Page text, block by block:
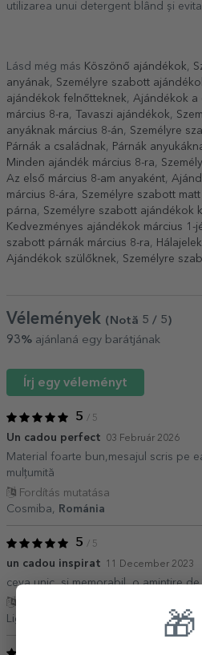
utilizarea unui detergent blând și
Lásd még más Köszönő ajándékok,
anyának, Személyre szabott
ajándékok felnőtteknek, Ajándékok a
március 8-ra, Tavaszi ajándékok,
anyáknak március 8-án, Személyre
Párnák a családnak, Párnák
Minden ajándék március 8-ra,
Az első március 8-am anyaként,
március 8-ára, Személyre szabott
párna, Személyre szabott ajándékok
Kedvezményes ajándékok március 1-
szabott párnák március 8-ra, Hálajelek
Ajándékok szülőknek, Személyre
Vélemények (Notă 5 / 5 )
93% ajánlaná egy barátjának
Írj egy véleményt
5 / 5
Un cadou perfect 03 Február 2026
Material foarte bun,mesajul scris pe
mulțumită
Fordítás mutatása
Cosmiba,
Románia
5 / 5
un cadou inspirat 11 December 2023
ceva unic, si memorabil, o amintire
Ligia,
🎁